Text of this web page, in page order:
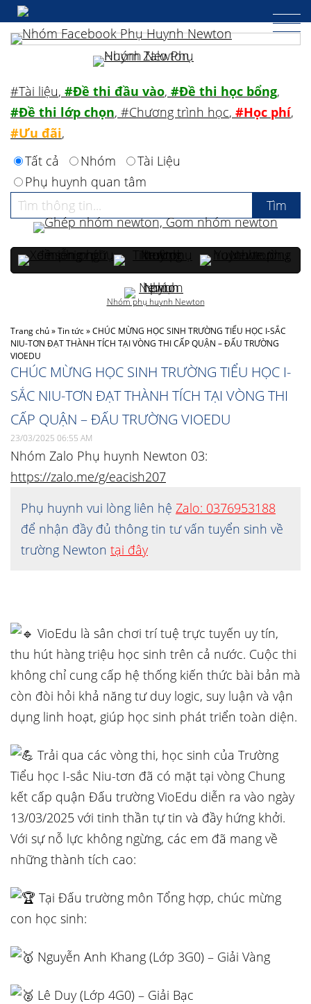
Trang chủ»Tin tức»CHÚC MỪNG HỌC SINH TRƯỜNG TIỂU HỌC I-SẮC
NIU-TƠN ĐẠT THÀNH TÍCH TẠI VÒNG THI CẤP QUẬN – ĐẤU TRƯỜNG
VIOEDU
CHÚC MỪNG HỌC SINH TRƯỜNG TIỂU HỌC I-
SẮC NIU-TƠN ĐẠT THÀNH TÍCH TẠI VÒNG THI
CẤP QUẬN – ĐẤU TRƯỜNG VIOEDU
23/03/2025 06:55 AM
Nhóm Zalo Phụ huynh Newton 03:
https://zalo.me/g/eacish207
Phụ huynh vui lòng liên hệ Zalo: 0376953188
để nhận đầy đủ thông tin tư vấn tuyển sinh về
trường Newton tại đây
VioEdu là sân chơi trí tuệ trực tuyến uy tín,
thu hút hàng triệu học sinh trên cả nước. Cuộc thi
không chỉ cung cấp hệ thống kiến thức bài bản mà
còn đòi hỏi khả năng tư duy logic, suy luận và vận
dụng linh hoạt, giúp học sinh phát triển toàn diện.
Trải qua các vòng thi, học sinh của Trường
Tiểu học I-sắc Niu-tơn đã có mặt tại vòng Chung
kết cấp quận Đấu trường VioEdu diễn ra vào ngày
13/03/2025 với tinh thần tự tin và đầy hứng khởi.
Với sự nỗ lực không ngừng, các em đã mang về
những thành tích cao:
Tại Đấu trường môn Tổng hợp, chúc mừng
con học sinh:
Nguyễn Anh Khang (Lớp 3G0) – Giải Vàng
Lê Duy (Lớp 4G0) – Giải Bạc
#Tài liệu, #Đề thi đầu vào, #Đề thi học bổng,
#Đề thi lớp chọn, #Chương trình học, #Học phí,
#Ưu đãi,
Tất cả
Nhóm
Tài Liệu
Phụ huynh quan tâm
Nhóm phụ huynh Newton